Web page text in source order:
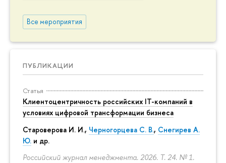
Все мероприятия
ПУБЛИКАЦИИ
Статья
Клиентоцентричность российских IT-компаний в
условиях цифровой трансформации бизнеса
Староверова И. И., Черногорцева С. В., Снегирев А.
Ю. и др.
Российский журнал менеджмента. 2026. Т. 24. № 1.